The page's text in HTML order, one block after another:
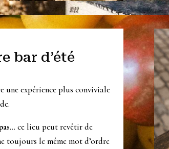
bar d’été
une expérience plus conviviale
… ce lieu peut revêtir de
toujours le même mot d’ordre